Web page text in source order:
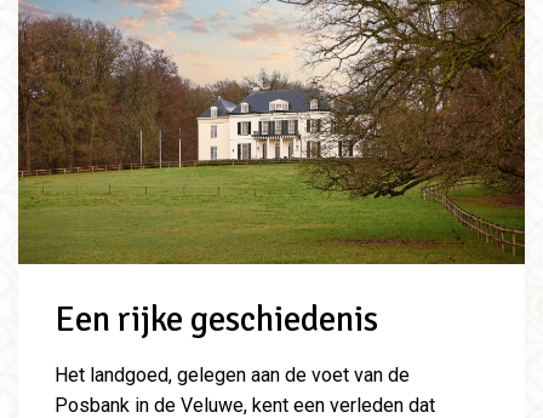
Een rijke geschiedenis
Het landgoed, gelegen aan de voet van de
Posbank in de Veluwe, kent een verleden dat